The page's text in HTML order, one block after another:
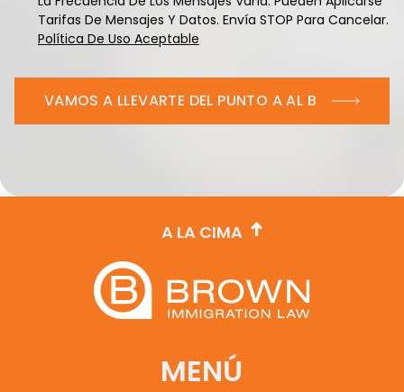
Tarifas De Mensajes Y Datos. Envía STOP Para Cancelar.
Política De Uso Aceptable
VAMOS A LLEVARTE DEL PUNTO A AL B
A LA CIMA
MENÚ